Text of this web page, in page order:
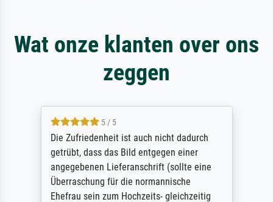
Wat onze klanten over ons
zeggen
5 / 5
Die Zufriedenheit ist auch nicht dadurch
getrübt, dass das Bild entgegen einer
angegebenen Lieferanschrift (sollte eine
Überraschung für die normannische
Ehefrau sein zum Hochzeits- gleichzeitig